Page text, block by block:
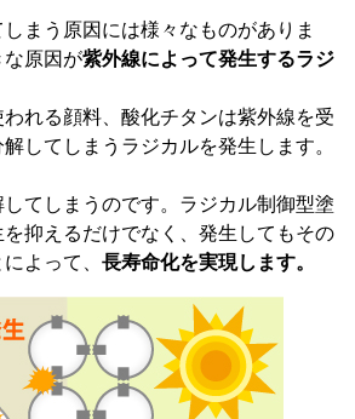
まう原因には様々なものがありま
な原因が紫外線によって発生するラジ
れる顔料、酸化チタンは紫外線を受
してしまうラジカルを発生します。
てしまうのです。ラジカル制御型塗
抑えるだけでなく、発生してもその
よって、 長寿命化を実現します。